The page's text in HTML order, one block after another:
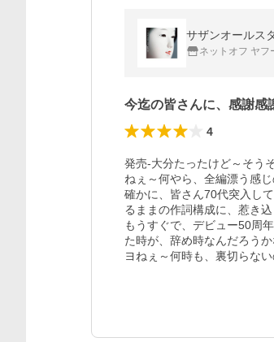
サザンオールス
ネットオフ ヤフ
今迄の皆さんに、感謝感
4
発売-大分たったけど～そう
ねぇ～何やら、全編漂う感
確かに、皆さん70代突入し
るままの作詞構成に、惹き
もうすぐで、デビュー50周
た時が、辞め時なんだろう
ヨねぇ～何時も、裏切らな